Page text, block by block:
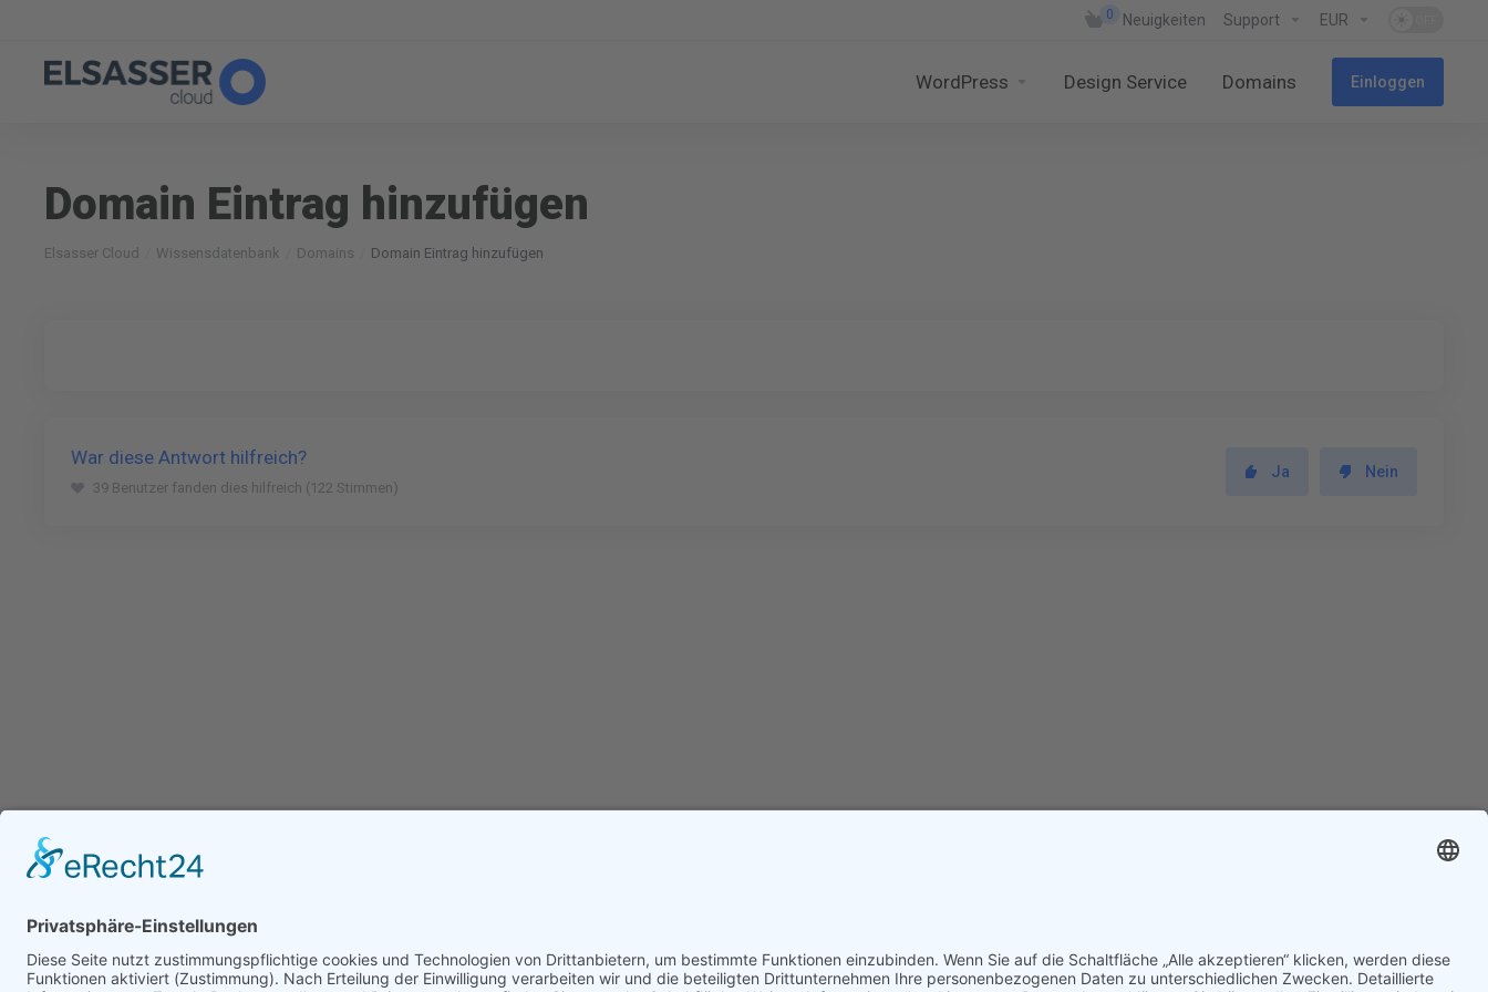
0 Neuigkeiten Support EUR
WordPress Design Service Domains Einloggen
Domain Eintrag hinzufügen
Elsasser Cloud Wissensdatenbank Domains Domain Eintrag hinzufügen
War diese Antwort hilfreich?
39 Benutzer fanden dies hilfreich (122 Stimmen)
Ja Nein